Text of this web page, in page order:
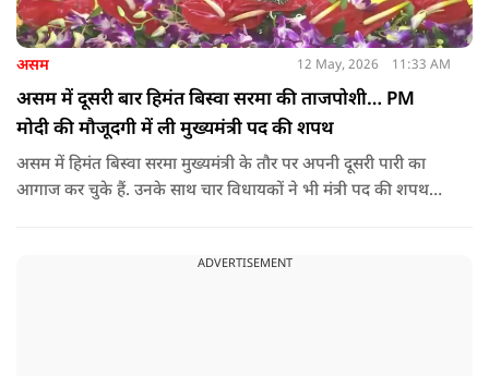
असम 12 May, 2026 11:33 AM
असम में दूसरी बार हिमंत बिस्वा सरमा की ताजपोशी… PM
मोदी की मौजूदगी में ली मुख्यमंत्री पद की शपथ
असम में हिमंत बिस्वा सरमा मुख्यमंत्री के तौर पर अपनी दूसरी पारी का
आगाज कर चुके हैं. उनके साथ चार विधायकों ने भी मंत्री पद की शपथ
ADVERTISEMENT